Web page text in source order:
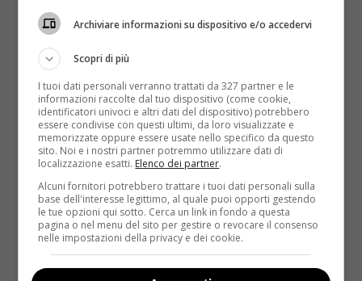
Invece di “abbuffarsi” di prodotti già pronti, pieni di
sostanze conservanti che fanno accumulare calorie
di troppo, anche nella stagione fredda è meglio
consumare prodotti freschi come insalate, frutta
e verdura di stagione: si tratta di alimenti che
saziano in fretta e che contengono una buona dose
di fibre e vitamine, che permettono all’organismo di
prevenire i malanni di stagione. Oltre a questi
alimenti, per approfittare di una dose di energia
extra senza sforare con le calorie basta aggiungere
alla propria alimentazione alcuneproteine magre
che si trovano nella carne bianca, nel pesce e
nella soia. A volte però la volontà non è abbastanza
Archiviare informazioni su dispositivo e/o accedervi
Scopri di più
I tuoi dati personali verranno trattati da 327 partner e le
informazioni raccolte dal tuo dispositivo (come cookie,
identificatori univoci e altri dati del dispositivo) potrebbero
essere condivise con questi ultimi, da loro visualizzate e
memorizzate oppure essere usate nello specifico da questo
sito. Noi e i nostri partner potremmo utilizzare dati di
localizzazione esatti. Elenco dei partner.
Alcuni fornitori potrebbero trattare i tuoi dati personali sulla
base dell'interesse legittimo, al quale puoi opporti gestendo
le tue opzioni qui sotto. Cerca un link in fondo a questa
pagina o nel menu del sito per gestire o revocare il consenso
nelle impostazioni della privacy e dei cookie.